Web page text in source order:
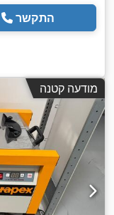
התקשר
מודעה קטנה